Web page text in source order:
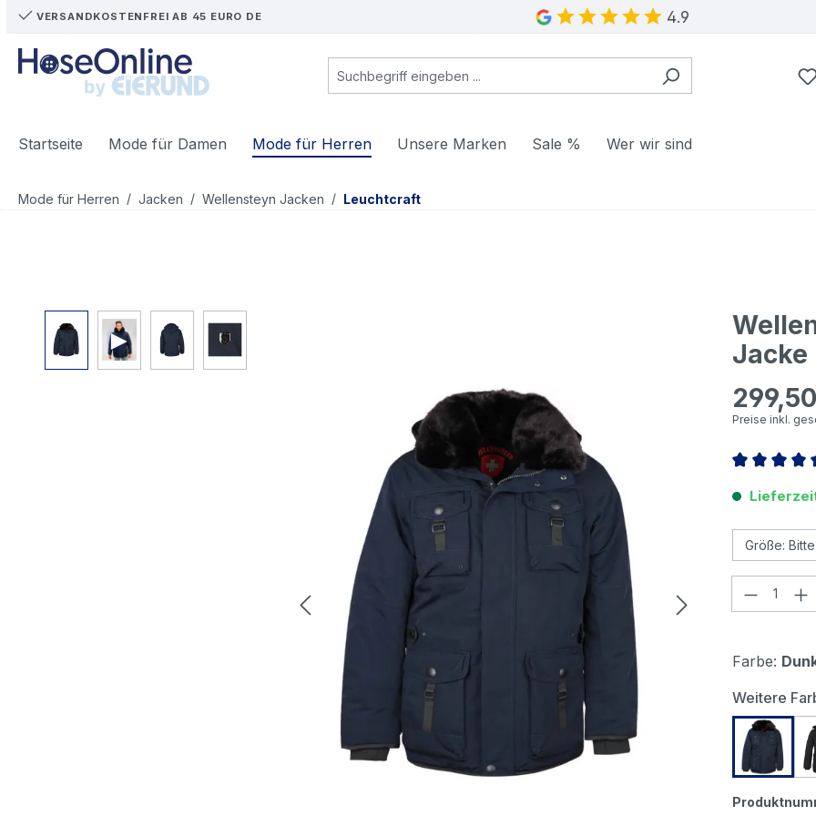
Hauptinhalt springen
Zur Suche springen
Zur Hauptnavigation springen
VERSANDKOSTENFREI AB 45 EURO DE 4.9
Startseite Mode für Damen Mode für Herren Unsere Marken Sale % Wer wir sind
Mode für Herren / Jacken / Wellensteyn Jacken / Leuchtcraft
Bildergalerie überspringen
Regulärer
Preise inkl.
Farbe:
Weitere